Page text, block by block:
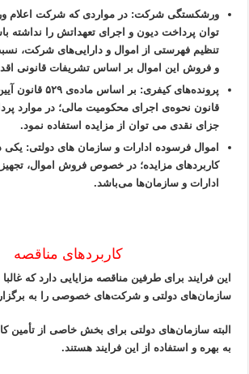
ورشکستگی شرکت: در مواردی که شرکت اعلام
توان پرداخت دیون و اجرای تعهداتش را نداشته
تنظیم فهرستی از اموال و دارایی‌های شرکت،
و فروش این اموال بر اساس تشریفات قانونی
پرونده‌های کیفری:
قانون نحوه‌ی اجرای محکومیت مالی؛ در موارد
جزای نقدی می ‌توان از مزایده استفاده نمود.
اموال فرسوده ادارات و سازمان های دولتی: یکی
کاربردهای مزایده؛ در خصوص فروش اموال،
ادارات و سازمان‌ها می‌باشد.
کاربردهای مناقصه
این فرایند برای طرفین مناقصه مزایایی دارد که
سازمان‌های دولتی و شرکت‌های خصوصی را به
البته سازمان‌های دولتی برای بخش خاصی از تأمین
به بهره و استفاده از این فرایند هستند.